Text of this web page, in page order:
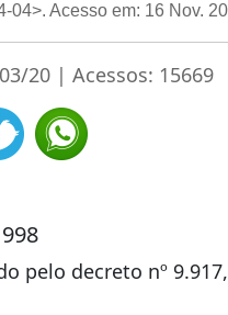
Acesso em: 16 Nov.
20 | Acessos: 15669
pelo decreto nº